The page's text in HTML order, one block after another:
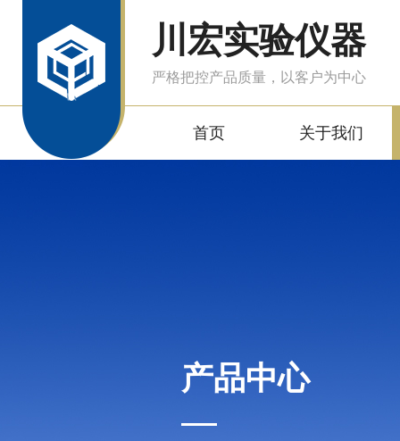
川宏实验仪器
严格把控产品质量，以客户为中心
首页 关于我们
产品中心